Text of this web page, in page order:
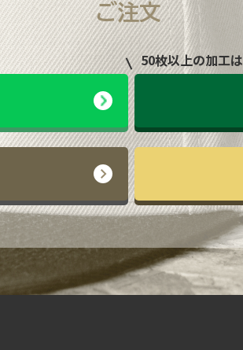
ご注文
50枚以上の加工は